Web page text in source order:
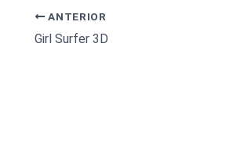
ANTERIOR
Girl Surfer 3D